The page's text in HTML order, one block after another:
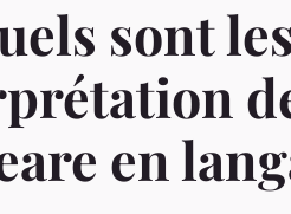
sont
en